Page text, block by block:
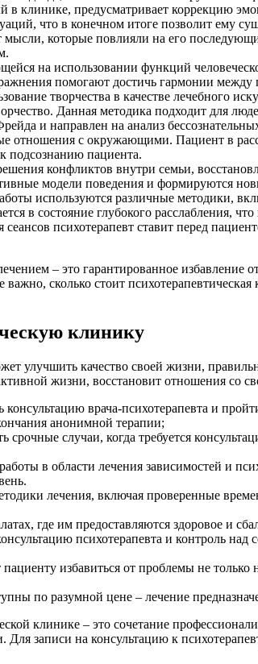
клинике, предусматривает коррекцию
что в конечном итоге позволит ему
которые повлияли на его
на использовании функций
помогают достичь гармонии между
творчества в качестве лечебного
Данная методика подходит для
и направлен на анализ
отношения с окружающими. Пациент в
подсознанию пациента.
конфликтов внутри семьи,
модели поведения и формируются
используются различные методики,
в состояние глубокого расслабления,
психотерапевт ставит перед
– это гарантированное избавление
сколько стоит психотерапевтическая
клинику
улучшить качество своей жизни,
жизни, восстановит отношения
врача-психотерапевта и
анонимной терапии;
случаи, когда требуется
в области лечения зависимостей и
лечения, включая проверенные
где им предоставляются здоровое и
психотерапевта и контроль
избавиться от проблемы не
по разумной цене – лечение
клинике – это сочетание
записи на консультацию к